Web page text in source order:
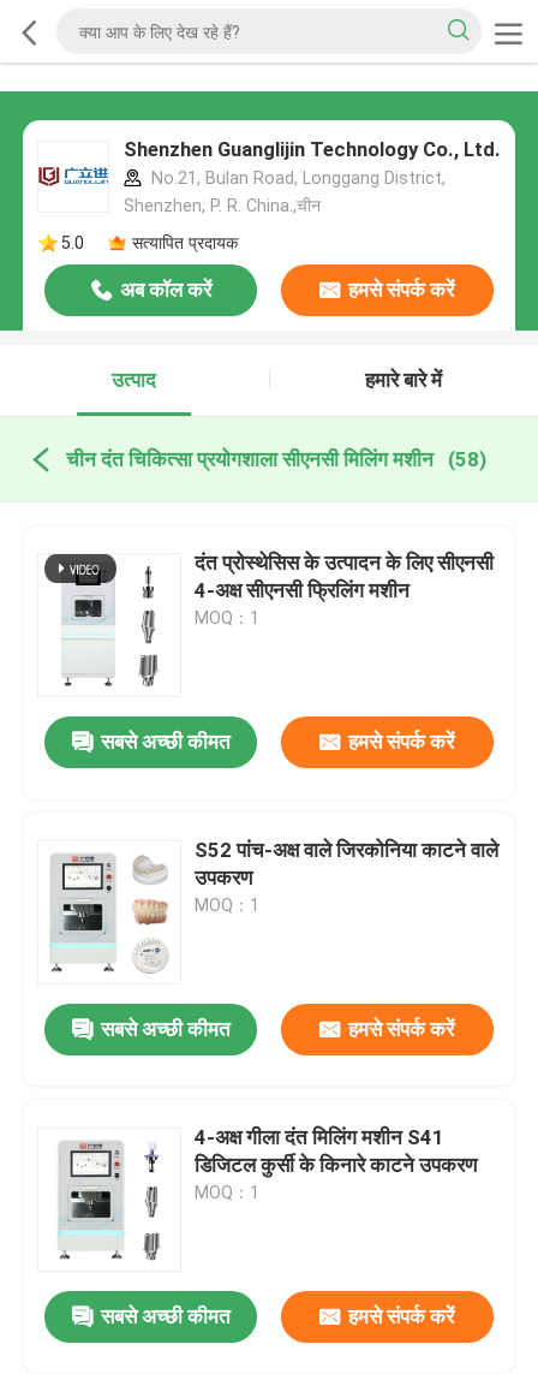
Shenzhen Guanglijin Technology Co., Ltd.
No.21, Bulan Road, Longgang District,
Shenzhen, P. R. China.,चीन
5.0
सत्यापित प्रदायक
अब कॉल करें हमसे संपर्क करें
उत्पाद हमारे बारे में
चीन दंत चिकित्सा प्रयोगशाला सीएनसी मिलिंग मशीन (58)
दंत प्रोस्थेसिस के उत्पादन के लिए सीएनसी
4-अक्ष सीएनसी फ्रिलिंग मशीन
MOQ：1
सबसे अच्छी कीमत हमसे संपर्क करें
S52 पांच-अक्ष वाले जिरकोनिया काटने वाले
उपकरण
MOQ：1
सबसे अच्छी कीमत हमसे संपर्क करें
4-अक्ष गीला दंत मिलिंग मशीन S41
डिजिटल कुर्सी के किनारे काटने उपकरण
MOQ：1
सबसे अच्छी कीमत हमसे संपर्क करें